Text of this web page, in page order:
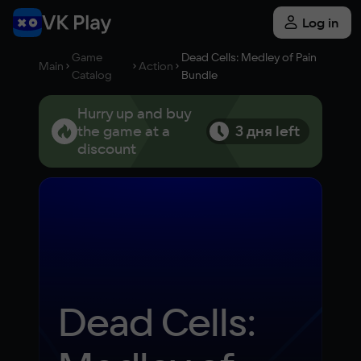
Log in
Main
Game
Catalog
Action
Dead Cells: Medley of Pain
Bundle
Hurry up and buy
the game at a
discount
3 дня left
Dead Cells: